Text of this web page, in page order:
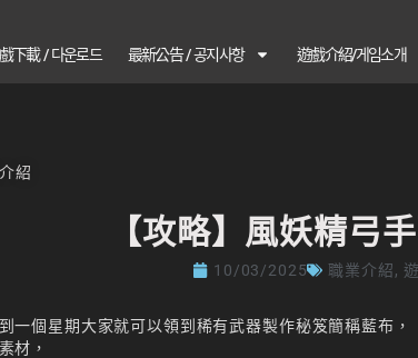
下載 / 다운로드 最新公告 / 공지사항 遊戲介紹/게임소개
紹
【攻略】風妖精弓
10/03/2025 職業介紹,
一個星期大家就可以領到稀有武器製作秘笈簡稱藍布，
材，